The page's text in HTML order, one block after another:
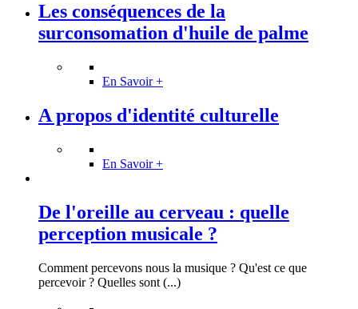
Les conséquences de la
surconsomation d'huile de palme
En Savoir +
A propos d'identité culturelle
En Savoir +
De l'oreille au cerveau : quelle
perception musicale ?
Comment percevons nous la musique ? Qu'est ce que
percevoir ? Quelles sont (...)